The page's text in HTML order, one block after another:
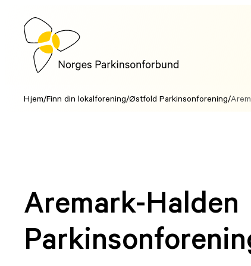
innhold
Hjem/Finn din lokalforening/Østfold Parkinsonforening/
Aremark-Halden